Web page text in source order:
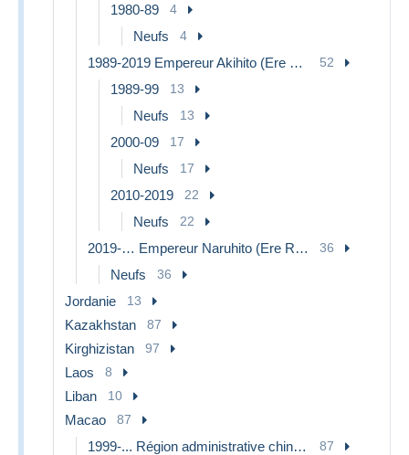
1980-89 4
Neufs 4
1989-2019 Empereur Akihito (Ere Heisei) 52
1989-99 13
Neufs 13
2000-09 17
Neufs 17
2010-2019 22
Neufs 22
2019-… Empereur Naruhito (Ere Reiwa) 36
Neufs 36
Jordanie 13
Kazakhstan 87
Kirghizistan 97
Laos 8
Liban 10
Macao 87
1999-... Région administrative chinoise 87